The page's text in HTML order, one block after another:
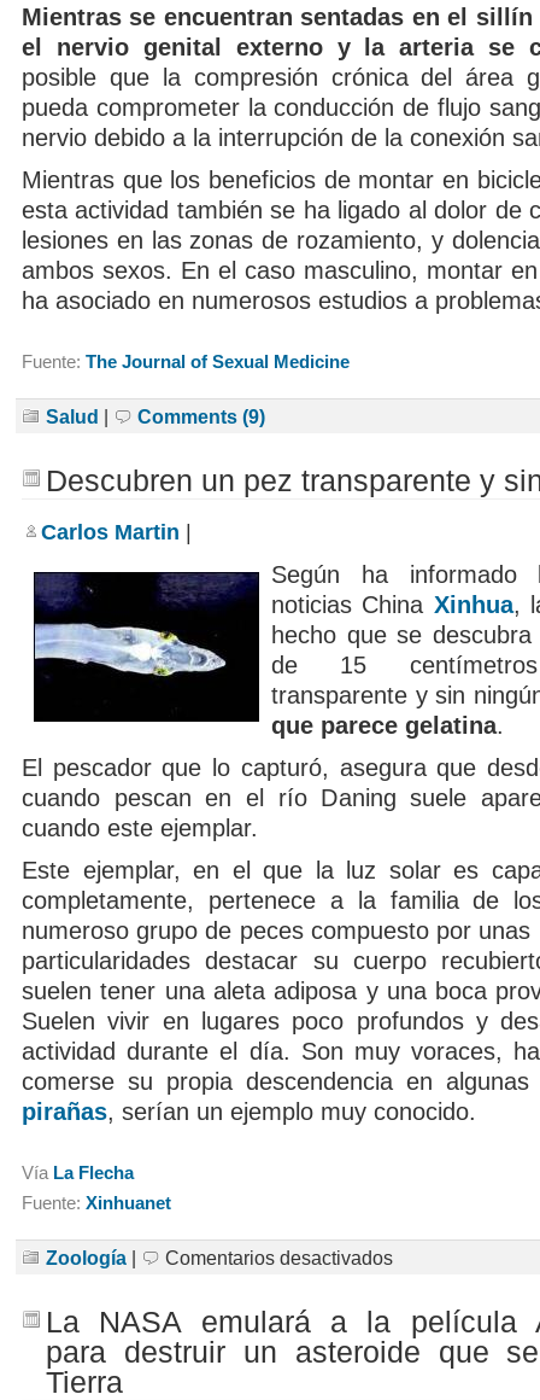
Mientras se encuentran sentadas en el
el nervio genital externo y la arteria se
posible que la compresión crónica del área
pueda comprometer la conducción de flujo
nervio debido a la interrupción de la conexión
Mientras que los beneficios de montar en
esta actividad también se ha ligado al dolor de
lesiones en las zonas de rozamiento, y
ambos sexos. En el caso masculino, montar
ha asociado en numerosos estudios a
Fuente: The Journal of Sexual Medicine
Salud | Comments (9)
Descubren un pez transparente y
Carlos Martin |
Según ha informado
noticias China Xinhua,
hecho que se
de 15
transparente y sin
que parece gelatina.
El pescador que lo capturó, asegura que
cuando pescan en el río Daning suele
cuando este ejemplar.
Este ejemplar, en el que la luz solar es
completamente, pertenece a la familia de
numeroso grupo de peces compuesto por
particularidades destacar su cuerpo
suelen tener una aleta adiposa y una boca
Suelen vivir en lugares poco profundos y
actividad durante el día. Son muy voraces,
comerse su propia descendencia en algunas
pirañas, serían un ejemplo muy conocido.
Vía La Flecha
Fuente: Xinhuanet
Zoología | Comentarios desactivados
transparente
sin
La NASA emulará a la película
para destruir un asteroide que
Tierra